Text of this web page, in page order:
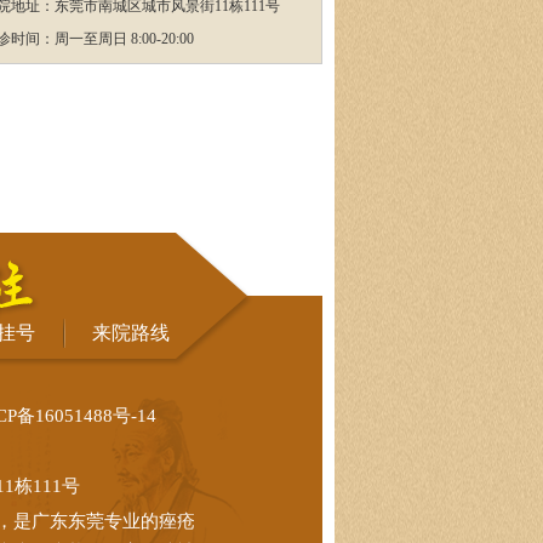
地址：东莞市南城区城市风景街11栋111号
时间：周一至周日 8:00-20:00
号 来院路线
备16051488号-14
栋111号
是广东东莞专业的痤疮